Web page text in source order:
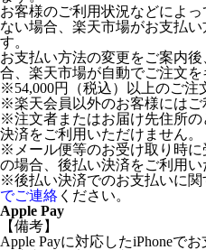
お客様のご利用状況などによ
ない場合、楽天市場がお支払
す。
お支払い方法の変更をご案内
合、楽天市場が自動でご注文を
※54,000円（税込）以上のご注
※楽天会員以外のお客様にはご
※注文者またはお届け先住所
決済をご利用いただけません。
※メール便等のお受け取り時
の場合、後払い決済をご利用い
※後払い決済でのお支払いに関
でご連絡 ください。
Apple Pay
【備考】
Apple Payに対応したiPhoneで